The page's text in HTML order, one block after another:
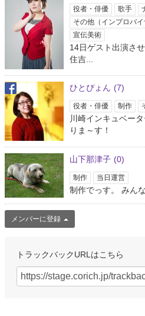
役者・俳優 歌手
その他（インプロバイ
宣伝美術
14日ゲスト出演さ
住吉...
ひとぴょん (7)
役者・俳優 制作
川崎インキュベー
りま～す！
山下那津子 (0)
制作 当日運営
制作でっす。 みん
メンバーに登録
トラックバックURLはこちら